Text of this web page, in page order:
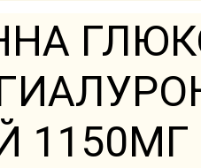
1150МГ